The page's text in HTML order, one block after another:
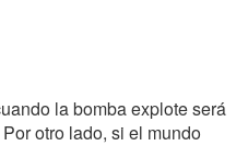
la bomba explote será
otro lado, si el mundo